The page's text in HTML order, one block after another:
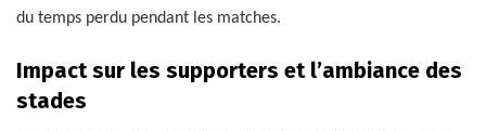
du temps perdu pendant les matches.
Impact sur les supporters et l’ambiance des
stades